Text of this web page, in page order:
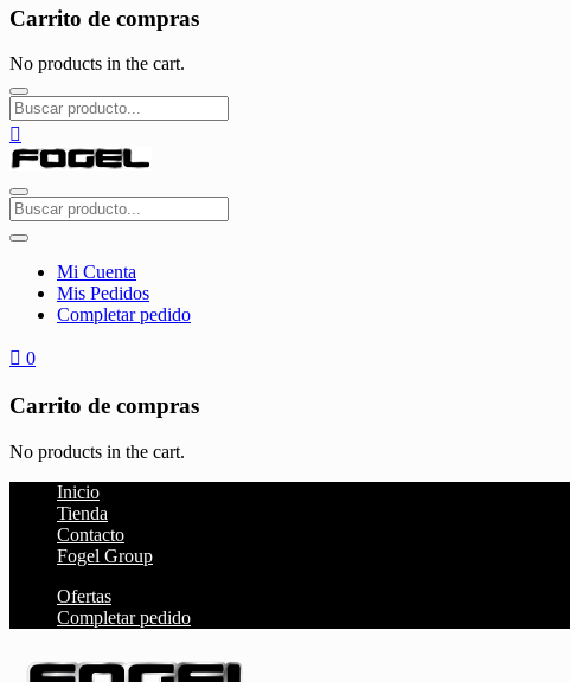
Carrito de compras
No products in the cart.
Mi Cuenta
Mis Pedidos
Completar pedido
0
Carrito de compras
No products in the cart.
Inicio
Tienda
Contacto
Fogel Group
Ofertas
Completar pedido